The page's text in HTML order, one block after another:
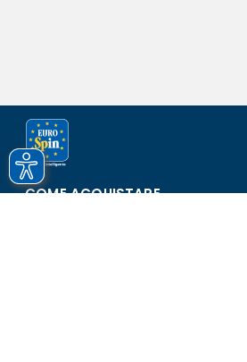
COME ACQUISTARE